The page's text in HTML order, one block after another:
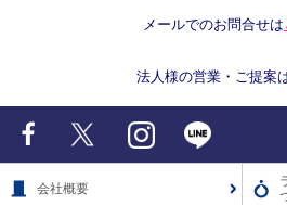
メールでのお問合せは
法人様の営業・ご提案
Facebook
会社概要